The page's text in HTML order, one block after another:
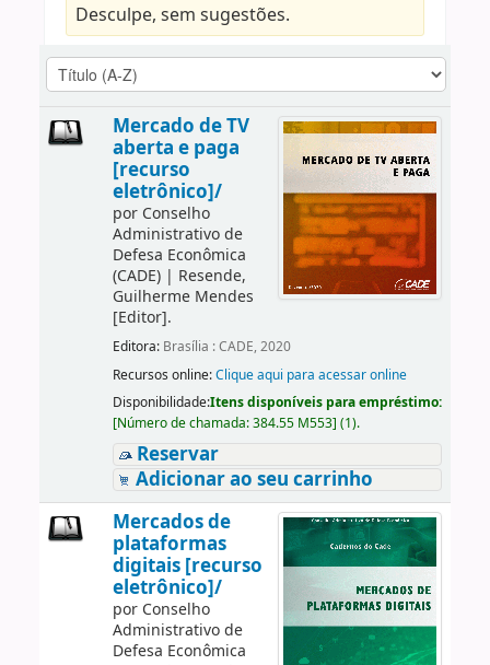
Desculpe, sem sugestões.
Mercado de TV
aberta e paga
[recurso
eletrônico]/
por Conselho
Administrativo de
Defesa Econômica
(CADE)| Resende,
Guilherme Mendes
[Editor].
Editora: Brasília : CADE, 2020
Recursos online:Clique aqui para acessar online
Disponibilidade:Itens disponíveis para empréstimo:
[Número de chamada:384.55 M553] (1).
Reservar
Adicionar ao seu carrinho
Mercados de
plataformas
digitais [recurso
eletrônico]/
por Conselho
Administrativo de
Defesa Econômica